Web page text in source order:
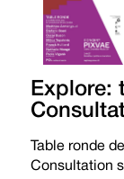
Explore:
Table ronde
Consultation